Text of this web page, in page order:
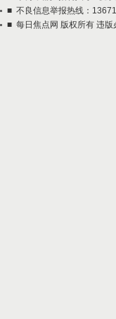
■ 不良信息举报热线：
■ 每日焦点网 版权所有 违版